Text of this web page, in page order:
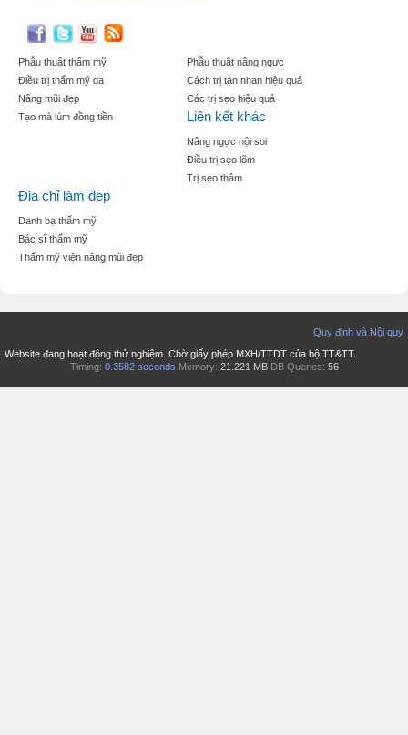
Phẫu thuật thẩm mỹ
Điều trị thẩm mỹ da
Nâng mũi đẹp
Tạo mà lúm đồng tiền
Phẫu thuật nâng ngực
Cách trị tàn nhan hiệu quả
Các trị sẹo hiệu quả
Liên kết khác
Nâng ngực nội soi
Điều trị sẹo lõm
Trị sẹo thâm
Địa chỉ làm đẹp
Danh bạ thẩm mỹ
Bác sĩ thẩm mỹ
Thẩm mỹ viện nâng mũi đẹp
Quy định và Nội quy
Website đang hoạt động thử nghiệm. Chờ giấy phép MXH/TTDT của bộ TT&TT.
Timing: 0.3582 seconds Memory: 21.221 MB DB Queries: 56